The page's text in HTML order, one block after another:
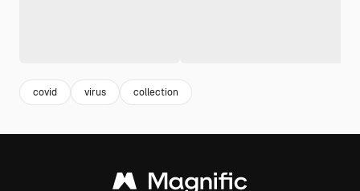
covid virus collection